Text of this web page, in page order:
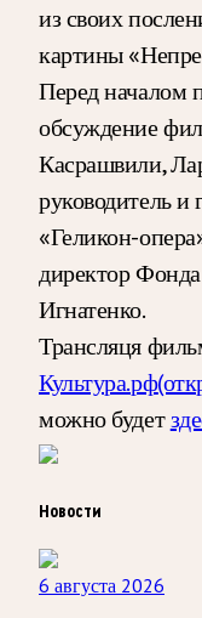
из своих
картины
Перед началом
обсуждение
Касрашвили,
руководитель и
«Геликон-
директор
Игнатенко.
Трансляця
Культура.рф
можно будет
Новости
6 августа 2026